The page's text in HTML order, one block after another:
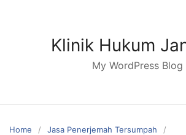
Klinik Hukum
My WordPress Blog
Home
Jasa Penerjemah Tersumpah